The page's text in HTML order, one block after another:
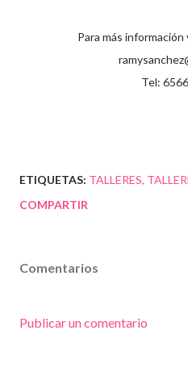
Para más información y reserva de plazas:
Tel:
ETIQUETAS: TALLERES
COMPARTIR
Comentarios
Publicar un comentario